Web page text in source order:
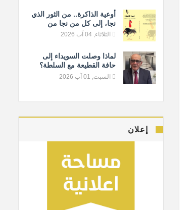
أوعية الذاكرة.. من الثور الذي
نجا، إلى كل من نجا من
النسيان
الثلاثاء, 04 آب 2026
لماذا وصلت السويداء إلى
حافة القطيعة مع السلطة؟
السبت, 01 آب 2026
إعلان